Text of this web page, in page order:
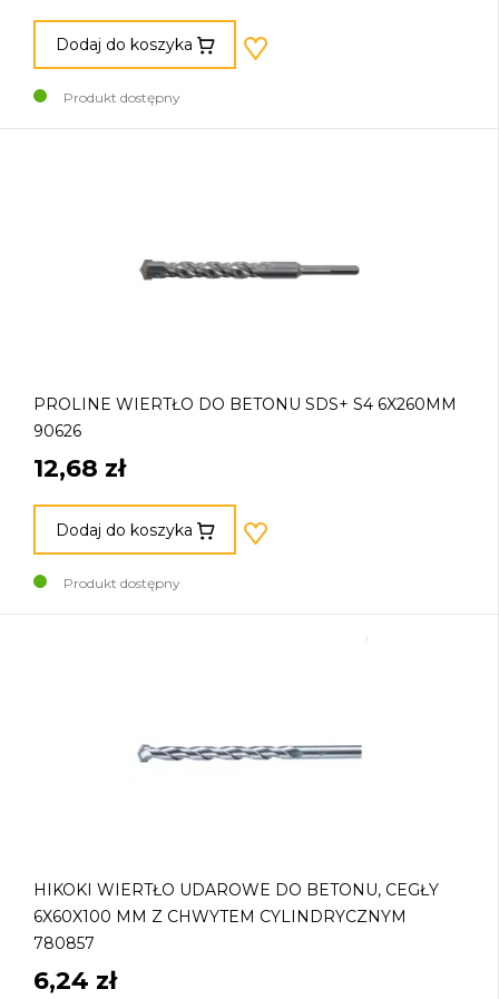
Dodaj do koszyka
Produkt dostępny
PROLINE WIERTŁO DO BETONU SDS+ S4 6X260MM
90626
12,68 zł
Dodaj do koszyka
Produkt dostępny
HIKOKI WIERTŁO UDAROWE DO BETONU, CEGŁY
6X60X100 MM Z CHWYTEM CYLINDRYCZNYM
780857
6,24 zł